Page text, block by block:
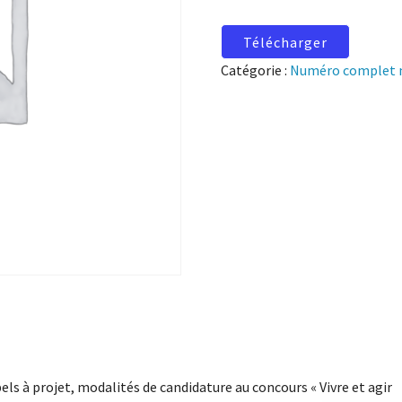
Télécharger
Catégorie : Numéro complet
à projet, modalités de candidature au concours « Vivre et agir